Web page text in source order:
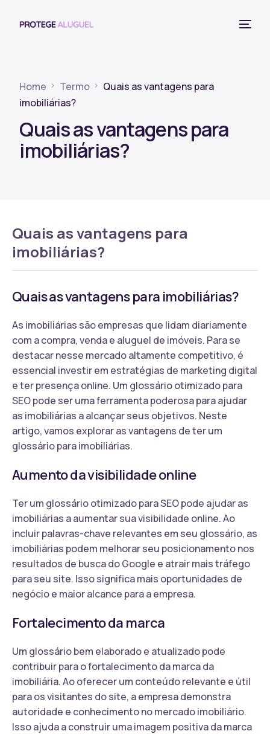
Home Termo
Quais as vantagens para
imobiliárias?
Quais as vantagens para
imobiliárias?
Quais as vantagens para
imobiliárias?
Quais as vantagens para imobiliárias?
As imobiliárias são empresas que lidam diariamente
com a compra, venda e aluguel de imóveis. Para se
destacar nesse mercado altamente competitivo, é
essencial investir em estratégias de marketing digital
e ter presença online. Um glossário otimizado para
SEO pode ser uma ferramenta poderosa para ajudar
as imobiliárias a alcançar seus objetivos. Neste
artigo, vamos explorar as vantagens de ter um
glossário para imobiliárias.
Aumento da visibilidade online
Ter um glossário otimizado para SEO pode ajudar as
imobiliárias a aumentar sua visibilidade online. Ao
incluir palavras-chave relevantes em seu glossário, as
imobiliárias podem melhorar seu posicionamento nos
resultados de busca do Google e atrair mais tráfego
para seu site. Isso significa mais oportunidades de
negócio e maior alcance para a empresa.
Fortalecimento da marca
Um glossário bem elaborado e atualizado pode
contribuir para o fortalecimento da marca da
imobiliária. Ao oferecer um conteúdo relevante e útil
para os visitantes do site, a empresa demonstra
autoridade e conhecimento no mercado imobiliário.
Isso ajuda a construir uma imagem positiva da marca